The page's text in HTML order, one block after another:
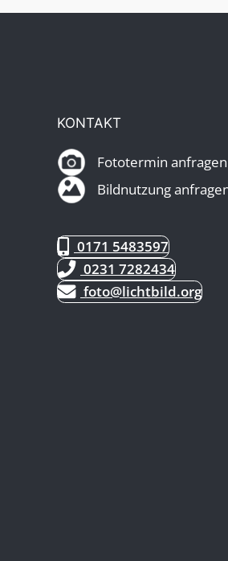
KONTAKT
Fototermin anfragen
Bildnutzung
0171 5483597
0231 7282434
foto@lichtbild.org